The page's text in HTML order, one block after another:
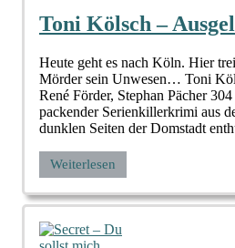
Toni Kölsch –
Heute geht es nach Köln. Hier
Mörder sein Unwesen… Toni
René Förder, Stephan Pächer
packender Serienkillerkrimi aus
dunklen Seiten der Domstadt
Weiterlesen